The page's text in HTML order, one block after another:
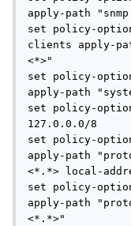
(Hold Timer Expired
Reason: holdtime
socket buffer
426976337 snd_nxt:
796298714 rcv_adv:
Mar 8 00:48:01 br-4
NOTIFICATION sent
(Hold Timer Expired
Reason: holdtime
socket buffer
3815310661
3950147902